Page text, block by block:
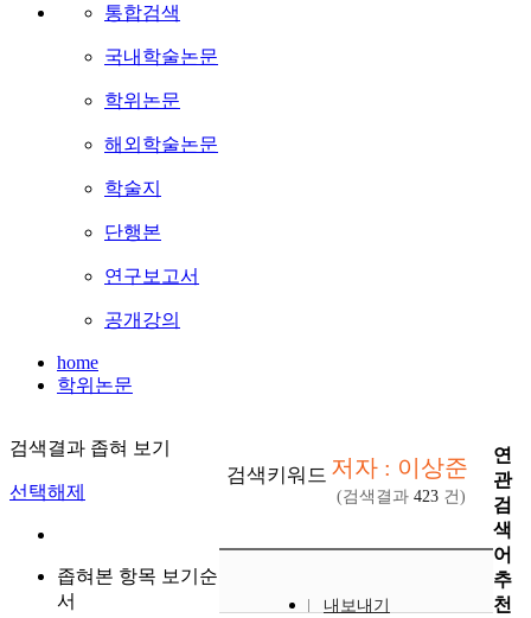
통합검색
국내학술논문
학위논문
해외학술논문
학술지
단행본
연구보고서
공개강의
home
학위논문
검색결과 좁혀 보기
선택해제
좁혀본 항목 보기순
서
검색키워드 저자 : 이상준
(검색결과 423 건)
내보내기
연
관
검
색
어
추
천